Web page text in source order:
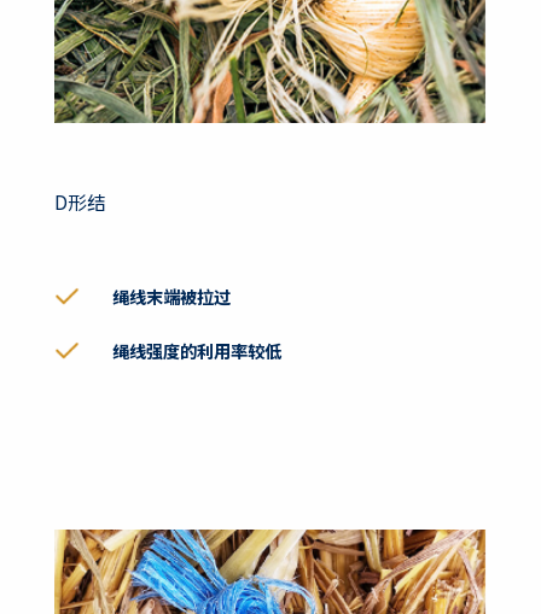
D形结
绳线末端被拉过
绳线强度的利用率较低